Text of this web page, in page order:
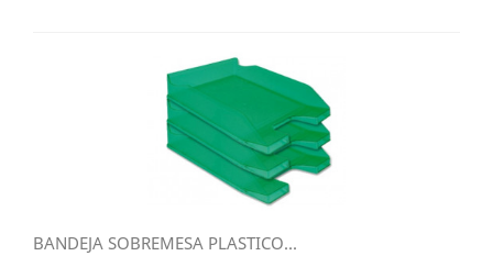
BANDEJA SOBREMESA PLASTICO...